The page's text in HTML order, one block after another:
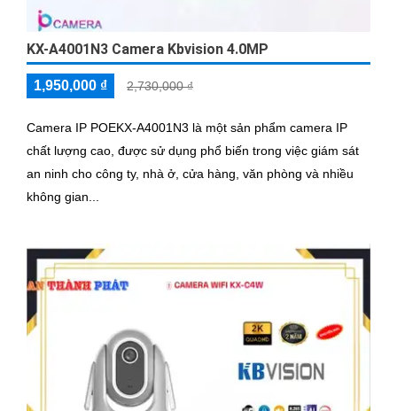
KX-A4001N3 Camera Kbvision 4.0MP
1,950,000 ₫ 2,730,000 ₫
Camera IP POEKX-A4001N3 là một sản phẩm camera IP
chất lượng cao, được sử dụng phổ biến trong việc giám sát
an ninh cho công ty, nhà ở, cửa hàng, văn phòng và nhiều
không gian...